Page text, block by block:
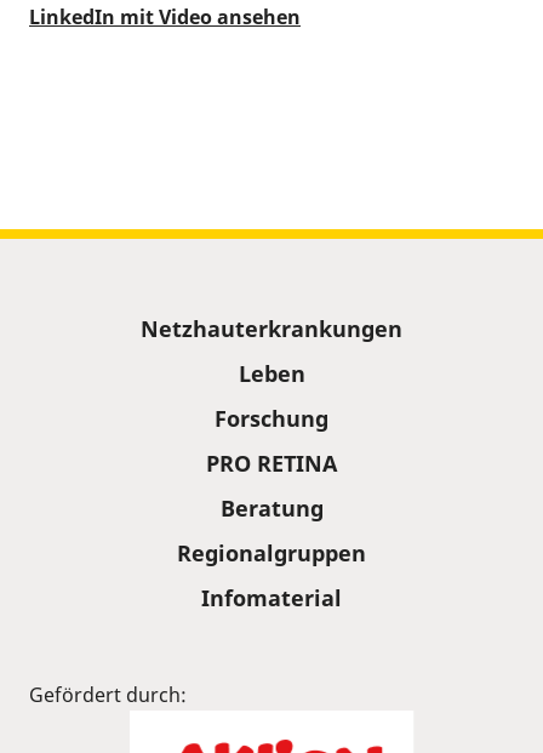
LinkedIn mit Video ansehen
Netzhauterkrankungen
Leben
Forschung
PRO RETINA
Beratung
Regionalgruppen
Infomaterial
Gefördert durch: